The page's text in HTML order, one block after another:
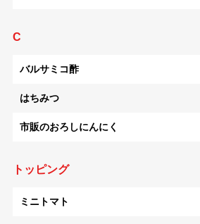
C
バルサミコ酢
はちみつ
市販のおろしにんにく
トッピング
ミニトマト